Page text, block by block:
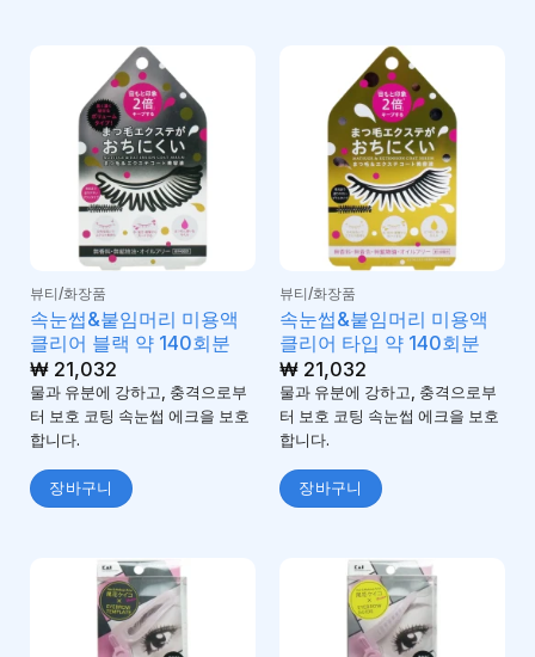
뷰티/화장품
속눈썹&붙임머리 미용액
클리어 블랙 약 140회분
₩21,032
물과 유분에 강하고, 충격으로부
터 보호 코팅 속눈썹 에크을 보호
합니다.
장바구니
뷰티/화장품
속눈썹&붙임머리 미용액
클리어 타입 약 140회분
₩21,032
물과 유분에 강하고, 충격으로부
터 보호 코팅 속눈썹 에크을 보호
합니다.
장바구니